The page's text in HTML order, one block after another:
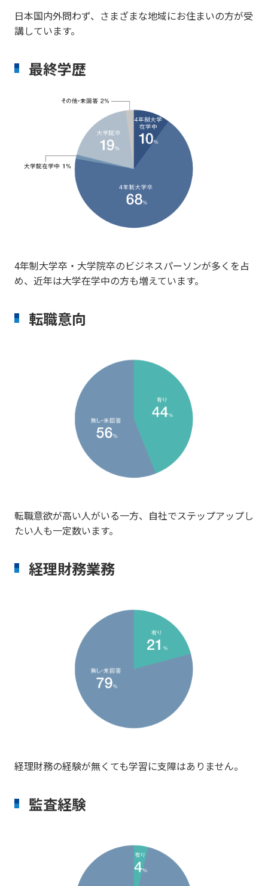
日本国内外問わず、さまざまな地域にお住まいの方が受
講しています。
最終学歴
4年制大学卒・大学院卒のビジネスパーソンが多くを占
め、近年は大学在学中の方も増えています。
転職意向
転職意欲が高い人がいる一方、自社でステップアップし
たい人も一定数います。
経理財務業務
経理財務の経験が無くても学習に支障はありません。
監査経験